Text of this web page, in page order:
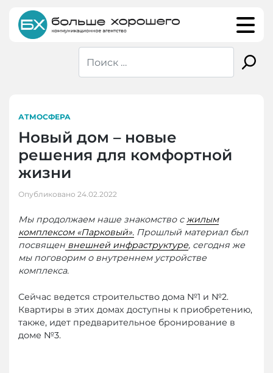
content
АТМОСФЕРА
Новый дом – новые
решения для комфортной
жизни
Опубликовано 24.02.2022
Мы продолжаем наше знакомство сжилым
комплексом «Парковый». Прошлый материал был
посвящен внешней инфраструктуре, сегодня же
мы поговорим о внутреннем устройстве
комплекса.
Сейчас ведется строительство дома №1 и №2.
Квартиры в этих домах доступны к приобретению,
также, идет предварительное бронирование в
доме №3.